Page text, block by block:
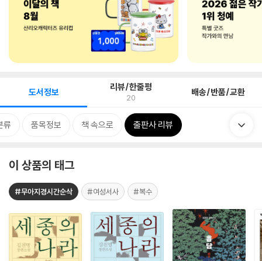
도서정보 리뷰/한줄평
20 배송/반품/교환
류 품목정보 책 속으로 출판사 리뷰
이 상품의 태그
#무아지경시간순삭 #여성서사 #복수